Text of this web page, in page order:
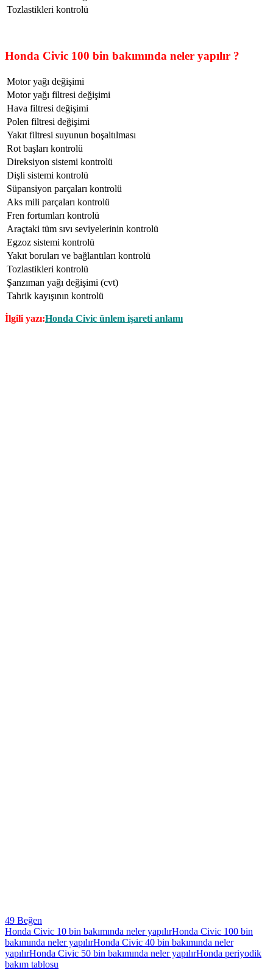
Tozlastikleri kontrolü
Honda Civic 100 bin bakımında neler yapılır ?
Motor yağı değişimi
Motor yağı filtresi değişimi
Hava filtresi değişimi
Polen filtresi değişimi
Yakıt filtresi suyunun boşaltılması
Rot başları kontrolü
Direksiyon sistemi kontrolü
Dişli sistemi kontrolü
Süpansiyon parçaları kontrolü
Aks mili parçaları kontrolü
Fren fortumları kontrolü
Araçtaki tüm sıvı seviyelerinin kontrolü
Egzoz sistemi kontrolü
Yakıt boruları ve bağlantıları kontrolü
Tozlastikleri kontrolü
Şanzıman yağı değişimi (cvt)
Tahrik kayışının kontrolü
İlgili yazı:Honda Civic ünlem işareti anlamı
49 Beğen
Honda Civic 10 bin bakımında neler yapılırHonda Civic 100 bin
bakımında neler yapılırHonda Civic 40 bin bakımında neler
yapılırHonda Civic 50 bin bakımında neler yapılırHonda periyodik
bakım tablosu